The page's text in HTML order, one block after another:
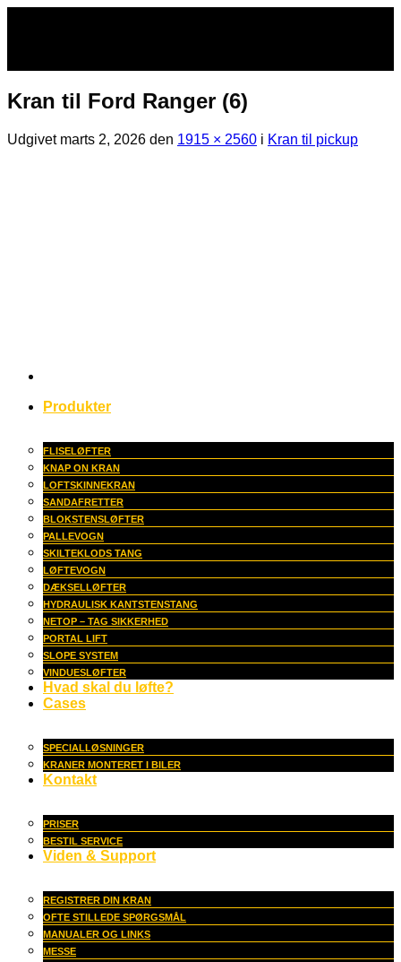
Produkter
FLISELØFTER
KNAP ON KRAN
LOFTSKINNEKRAN
SANDAFRETTER
BLOKSTENSLØFTER
PALLEVOGN
SKILTEKLODS TANG
LØFTEVOGN
DÆKSELLØFTER
HYDRAULISK KANTSTENSTANG
NETOP – TAG SIKKERHED
PORTAL LIFT
SLOPE SYSTEM
VINDUESLØFTER
Hvad skal du løfte?
Cases
SPECIALLØSNINGER
KRANER MONTERET I BILER
Kontakt
PRISER
BESTIL SERVICE
Viden & Support
REGISTRER DIN KRAN
OFTE STILLEDE SPØRGSMÅL
MANUALER OG LINKS
MESSE
Kran til Ford Ranger (6)
Udgivet marts 2, 2026 den 1915 × 2560 i Kran til pickup